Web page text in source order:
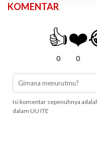
KOMENTAR
👍
0
❤️
0
Isi komentar sepenuhnya
dalam UU ITE